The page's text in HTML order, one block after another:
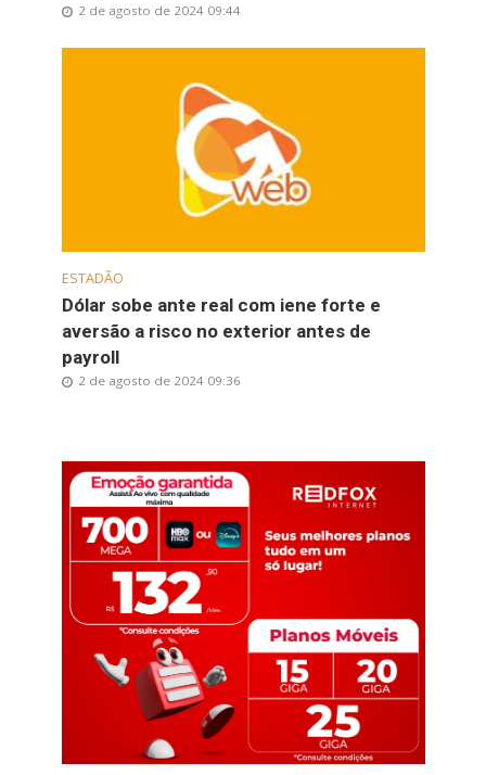
2 de agosto de 2024 09:44
ESTADÃO
Dólar sobe ante real com iene forte e
aversão a risco no exterior antes de
payroll
2 de agosto de 2024 09:36